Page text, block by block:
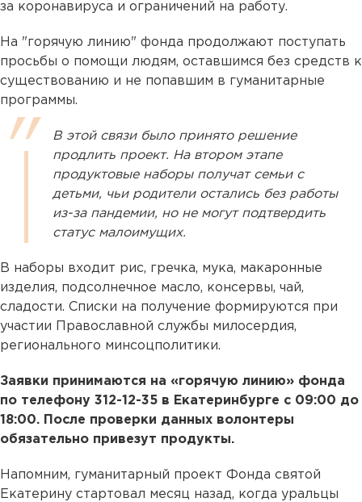
за коронавируса и ограничений на работу.
На "горячую линию" фонда продолжают поступать
просьбы о помощи людям, оставшимся без средств к
существованию и не попавшим в гуманитарные
программы.
В этой связи было принято решение
продлить проект. На втором этапе
продуктовые наборы получат семьи с
детьми, чьи родители остались без работы
из-за пандемии, но не могут подтвердить
статус малоимущих.
В наборы входит рис, гречка, мука, макаронные
изделия, подсолнечное масло, консервы, чай,
сладости. Списки на получение формируются при
участии Православной службы милосердия,
регионального минсоцполитики.
Заявки принимаются на «горячую линию» фонда
по телефону 312-12-35 в Екатеринбурге с 09:00 до
18:00. После проверки данных волонтеры
обязательно привезут продукты.
Напомним, гуманитарный проект Фонда святой
Екатерину стартовал месяц назад, когда уральцы